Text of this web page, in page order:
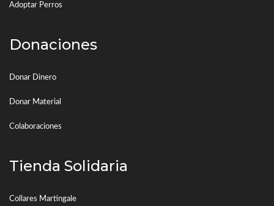
Adoptar Perros
Donaciones
Donar Dinero
Donar Material
Colaboraciones
Tienda Solidaria
Collares Martingale